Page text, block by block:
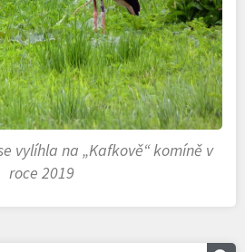
vylíhla na „Kafkově“ komíně v
roce 2019